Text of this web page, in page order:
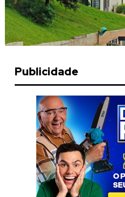
Publicidade